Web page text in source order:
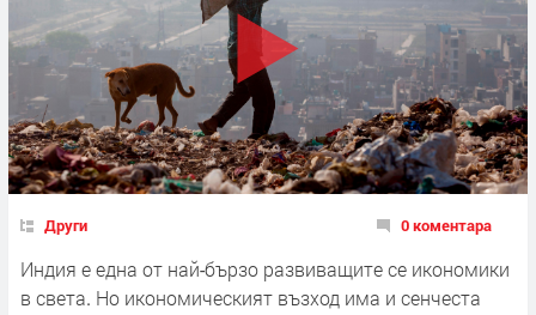
Други 0 коментара
Индия е една от най-бързо развиващите се икономики
в света. Но икономическият възход има и сенчеста